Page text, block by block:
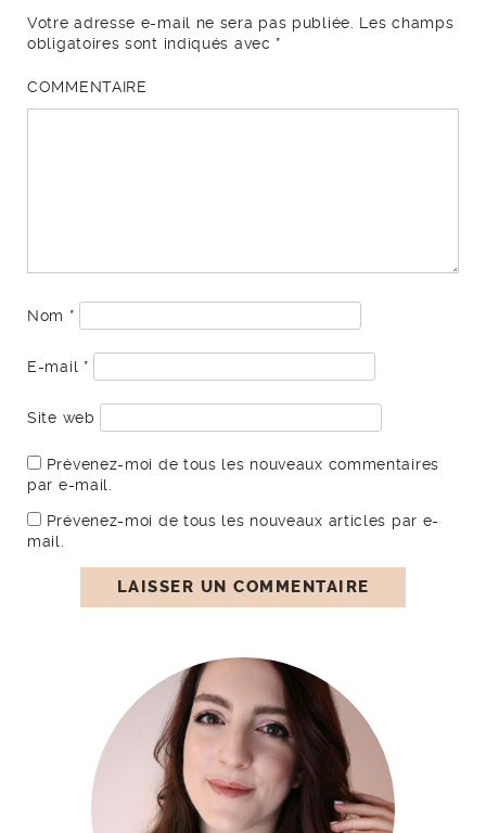
Votre adresse e-mail ne sera pas publiée. Les champs
obligatoires sont indiqués avec *
COMMENTAIRE
Nom *
E-mail *
Site web
Prévenez-moi de tous les nouveaux commentaires
par e-mail.
Prévenez-moi de tous les nouveaux articles par e-
mail.